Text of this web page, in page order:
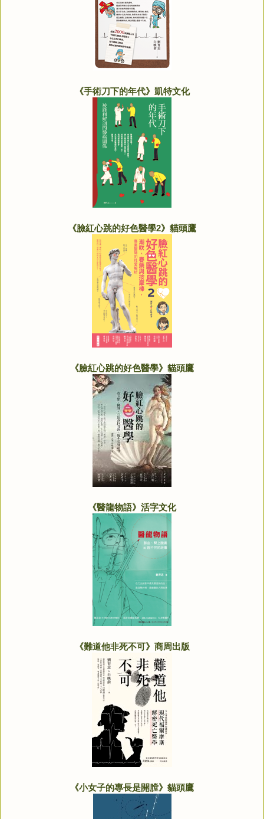
《手術刀下的年代》凱特文化
《臉紅心跳的好色醫學2》貓頭鷹
《臉紅心跳的好色醫學》貓頭鷹
《醫龍物語》活字文化
《難道他非死不可》商周出版
《小女子的專長是開膛》貓頭鷹